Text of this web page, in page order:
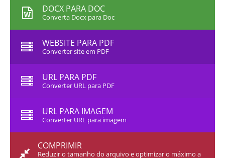
DOCX PARA DOC
Converta Docx para Doc
WEBSITE PARA PDF
Converter site em PDF
URL PARA PDF
Converter URL para PDF
URL PARA IMAGEM
Converter URL para imagem
COMPRIMIR
Reduzir o tamanho do arquivo e optimizar o máximo a